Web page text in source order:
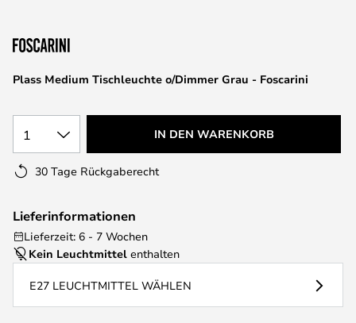
Plass Medium Tischleuchte o/Dimmer Grau - Foscarini
1 IN DEN WARENKORB
30 Tage Rückgaberecht
Lieferinformationen
Lieferzeit: 6 - 7 Wochen
Kein Leuchtmittel enthalten
E27 LEUCHTMITTEL WÄHLEN